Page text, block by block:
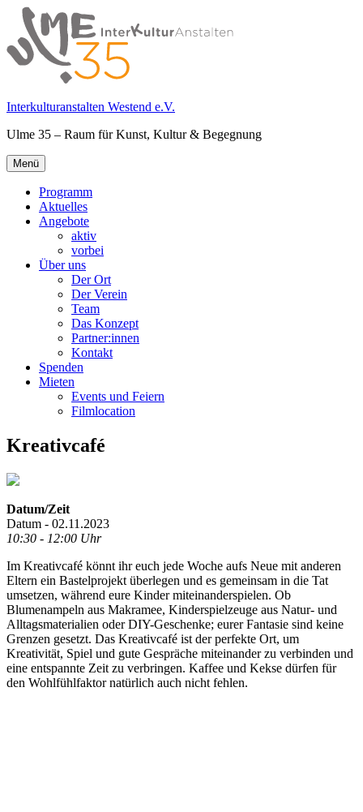
Springe
zum
Inhalt
Interkulturanstalten Westend e.V.
Ulme 35 – Raum für Kunst, Kultur & Begegnung
Primäres
Menü
Menü
Programm
Aktuelles
Angebote
aktiv
vorbei
Über uns
Der Ort
Der Verein
Team
Das Konzept
Partner:innen
Kontakt
Spenden
Mieten
Events und Feiern
Filmlocation
Kreativcafé
Datum/Zeit
Datum - 02.11.2023
10:30 - 12:00 Uhr
Im Kreativcafé könnt ihr euch jede Woche aufs Neue mit anderen
Eltern ein Bastelprojekt überlegen und es gemeinsam in die Tat
umsetzen, während eure Kinder miteinanderspielen. Ob
Blumenampeln aus Makramee, Kinderspielzeuge aus Natur- und
Alltagsmaterialien oder DIY-Geschenke; eurer Fantasie sind keine
Grenzen gesetzt. Das Kreativcafé ist der perfekte Ort, um
Kreativität, Spiel und gute Gespräche miteinander zu verbinden und
eine entspannte Zeit zu verbringen. Kaffee und Kekse dürfen für
den Wohlfühlfaktor natürlich auch nicht fehlen.